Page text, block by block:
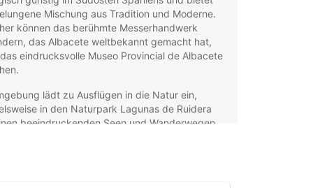
Mischung aus Tradition und Moderne.
können das berühmte Messerhandwerk
das Albacete weltbekannt gemacht hat,
eindrucksvolle Museo Provincial de Albacete
lädt zu Ausflügen in die Natur ein,
in den Naturpark Lagunas de Ruidera
beeindruckenden Seen und Wanderwegen.